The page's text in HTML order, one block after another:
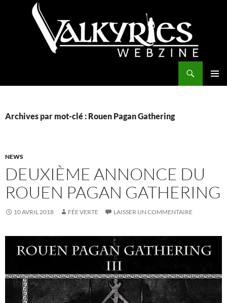
Archives par mot-clé : Rouen Pagan Gathering
NEWS
DEUXIÈME ANNONCE DU
ROUEN PAGAN GATHERING
10 AVRIL 2018 FÉE VERTE LAISSER UN COMMENTAIRE